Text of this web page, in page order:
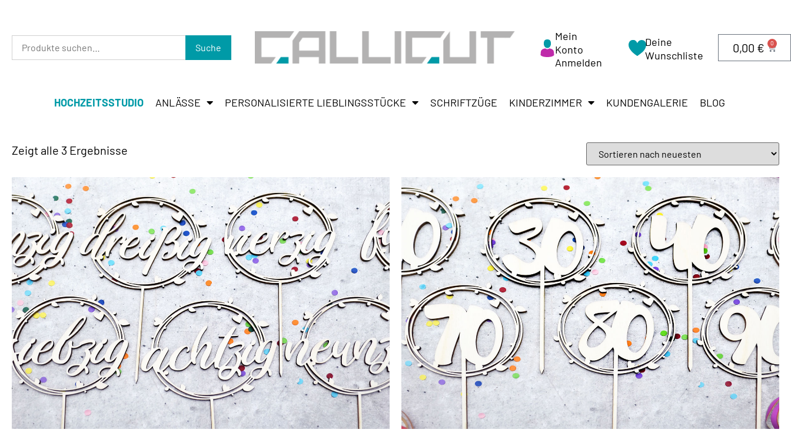
Suche
Mein
Konto
Anmelden
Deine
Wunschliste
0,00 € 0
HOCHZEITSSTUDIO ANLÄSSE PERSONALISIERTE LIEBLINGSSTÜCKE SCHRIFTZÜGE KINDERZIMMER KUNDENGALERIE BLOG
Zeigt alle 3 Ergebnisse